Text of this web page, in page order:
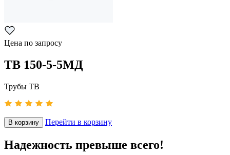
Цена по запросу
ТВ 150-5-5МД
Трубы ТВ
В корзину Перейти в корзину
Надежность превыше всего!